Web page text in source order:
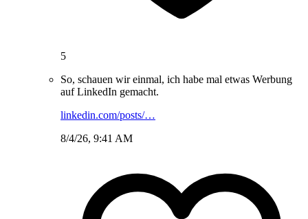
5
So, schauen wir einmal, ich habe mal etwas Werbung
auf LinkedIn gemacht.
linkedin.com/posts/…
8/4/26, 9:41 AM